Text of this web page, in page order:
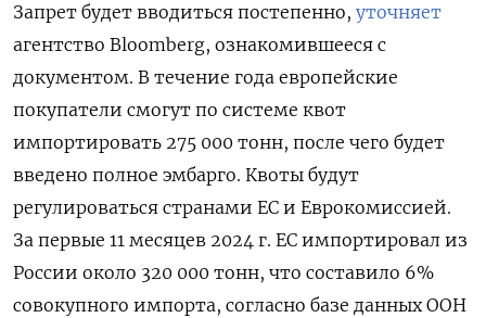
Запрет будет вводиться постепенно, уточняет
агентство Bloomberg, ознакомившееся с
документом. В течение года европейские
покупатели смогут по системе квот
импортировать 275 000 тонн, после чего будет
введено полное эмбарго. Квоты будут
регулироваться странами ЕС и Еврокомиссией.
За первые 11 месяцев 2024 г. ЕС импортировал из
России около 320 000 тонн, что составило 6%
совокупного импорта, согласно базе данных ООН